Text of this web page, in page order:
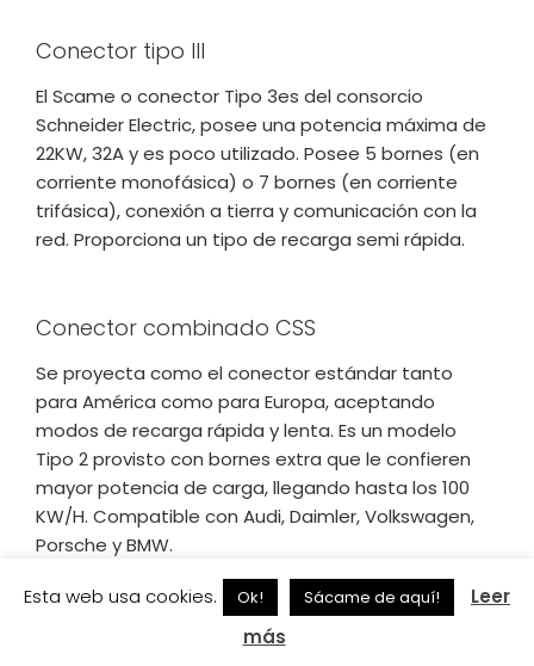
Conector tipo III
El Scame o conector Tipo 3es del consorcio
Schneider Electric, posee una potencia máxima de
22KW, 32A y es poco utilizado. Posee 5 bornes (en
corriente monofásica) o 7 bornes (en corriente
trifásica), conexión a tierra y comunicación con la
red. Proporciona un tipo de recarga semi rápida.
Conector combinado CSS
Se proyecta como el conector estándar tanto
para América como para Europa, aceptando
modos de recarga rápida y lenta. Es un modelo
Tipo 2 provisto con bornes extra que le confieren
mayor potencia de carga, llegando hasta los 100
KW/H. Compatible con Audi, Daimler, Volkswagen,
Porsche y BMW.
Conector CHAdeMO
Esta web usa cookies. Ok! Sácame de aquí!
Leer
más